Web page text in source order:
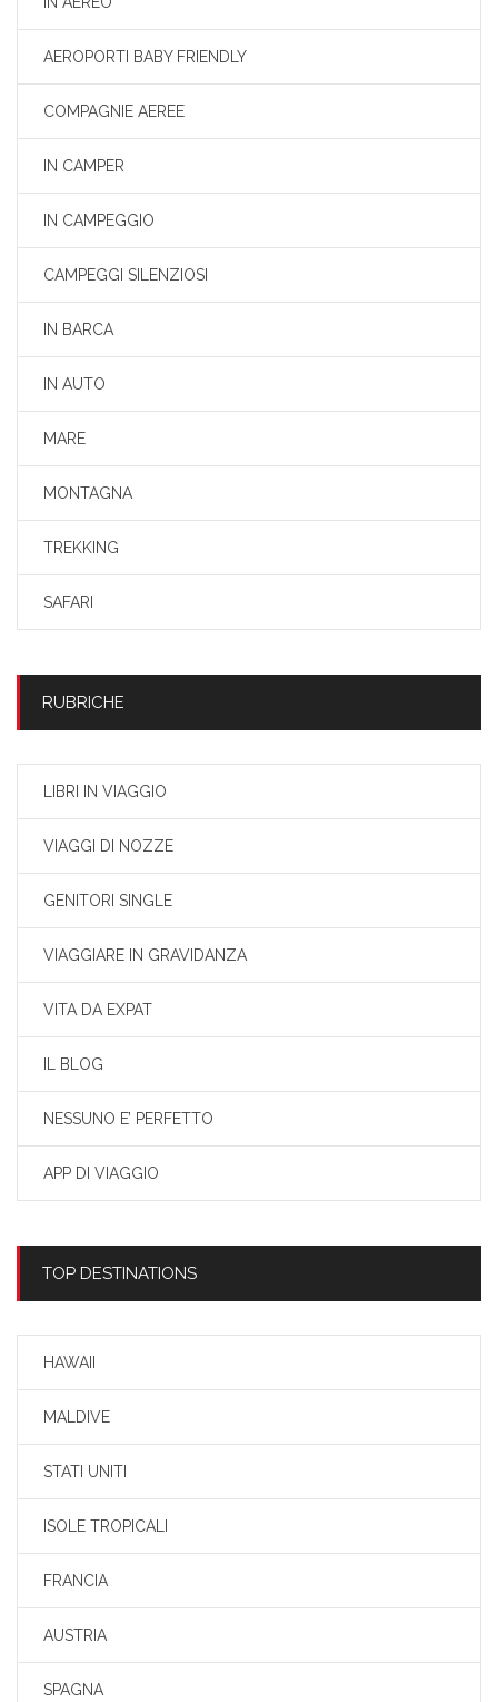
AEROPORTI BABY FRIENDLY
COMPAGNIE AEREE
IN CAMPER
IN CAMPEGGIO
CAMPEGGI SILENZIOSI
IN BARCA
IN AUTO
MARE
MONTAGNA
TREKKING
SAFARI
RUBRICHE
LIBRI IN VIAGGIO
VIAGGI DI NOZZE
GENITORI SINGLE
VIAGGIARE IN GRAVIDANZA
VITA DA EXPAT
IL BLOG
NESSUNO E’ PERFETTO
APP DI VIAGGIO
TOP DESTINATIONS
HAWAII
MALDIVE
STATI UNITI
ISOLE TROPICALI
FRANCIA
AUSTRIA
SPAGNA